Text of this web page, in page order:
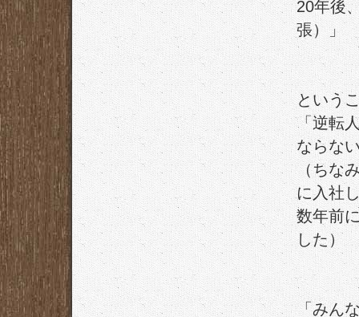
20年後
張）」
という
「逆転
ならな
（ちな
に入社
数年前
した）
「みん